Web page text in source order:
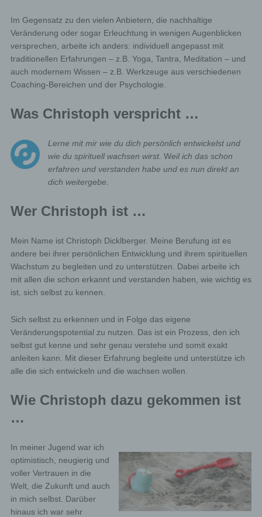
Im Gegensatz zu den vielen Anbietern, die nachhaltige
Veränderung oder sogar Erleuchtung in wenigen Augenblicken
versprechen, arbeite ich anders: individuell angepasst mit
traditionellen Erfahrungen – z.B. Yoga, Tantra, Meditation – und
auch modernem Wissen – z.B. Werkzeuge aus verschiedenen
Coaching-Bereichen und der Psychologie.
Was Christoph verspricht …
Lerne mit mir wie du dich persönlich entwickelst und
wie du spirituell wachsen wirst. Weil ich das schon
erfahren und verstanden habe und es nun direkt an
dich weitergebe.
Wer Christoph ist …
Mein Name ist Christoph Dicklberger. Meine Berufung ist es
andere bei ihrer persönlichen Entwicklung und ihrem spirituellen
Wachstum zu begleiten und zu unterstützen. Dabei arbeite ich
mit allen die schon erkannt und verstanden haben, wie wichtig es
ist, sich selbst zu kennen.
Sich selbst zu erkennen und in Folge das eigene
Veränderungspotential zu nutzen. Das ist ein Prozess, den ich
selbst gut kenne und sehr genau verstehe und somit exakt
anleiten kann. Mit dieser Erfahrung begleite und unterstütze ich
alle die sich entwickeln und die wachsen wollen.
Wie Christoph dazu gekommen ist
…
In meiner Jugend war ich
optimistisch, neugierig und
voller Vertrauen in die
Welt, die Zukunft und auch
in mich selbst. Darüber
hinaus ich war sehr